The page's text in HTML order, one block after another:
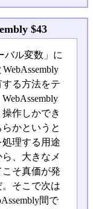
$43
バル変数」に
る方法をテ
作しかでき
かというと
理する用途
、大きなメ
そ真価が発
そこで次は
間で